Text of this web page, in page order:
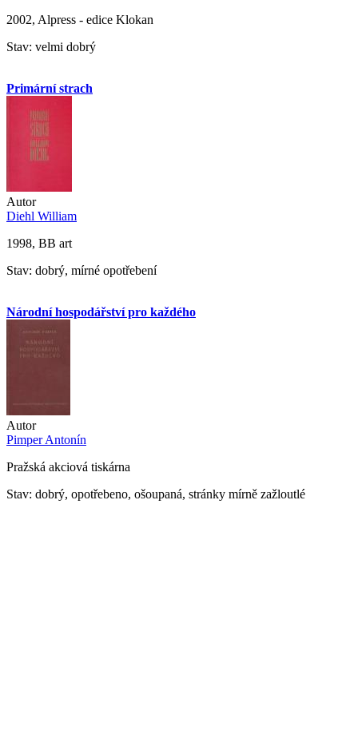
2002, Alpress - edice Klokan
Stav: velmi dobrý
Primární strach
Autor
Diehl William
1998, BB art
Stav: dobrý, mírné opotřebení
Národní hospodářství pro každého
Autor
Pimper Antonín
Pražská akciová tiskárna
Stav: dobrý, opotřebeno, ošoupaná, stránky mírně zažloutlé